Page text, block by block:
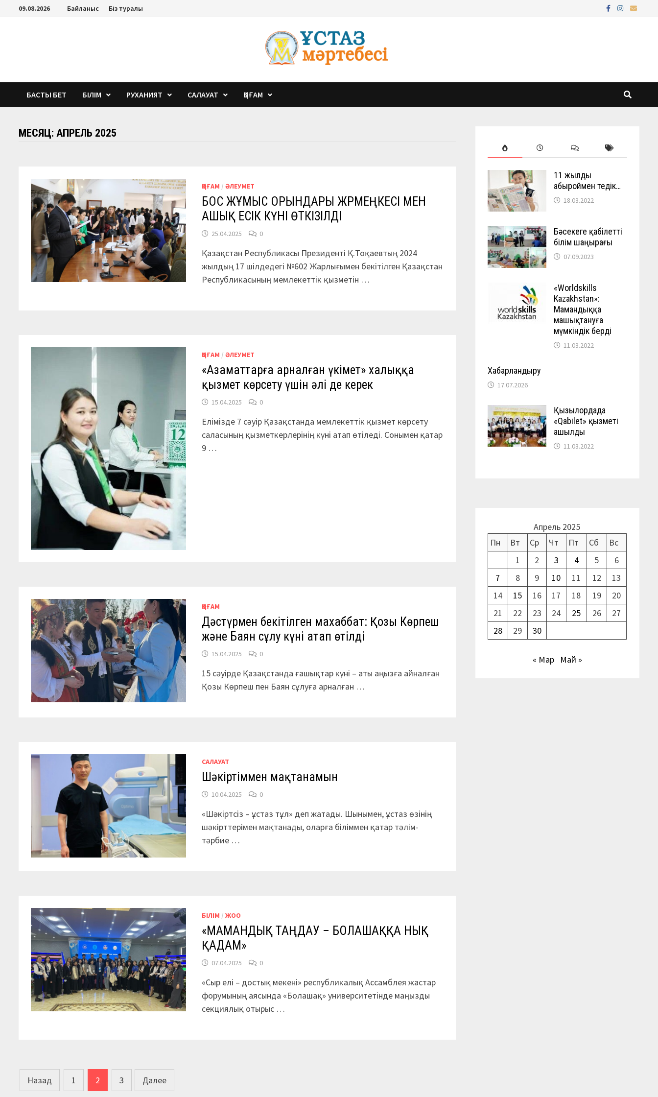
Перейти09.08.2026 Байланыс Біз туралы
БАСТЫ БЕТ БІЛІМ РУХАНИЯТ САЛАУАТ ҚОҒАМ
МЕСЯЦ:АПРЕЛЬ 2025
ҚОҒАМ /ӘЛЕУМЕТ
БОС ЖҰМЫС ОРЫНДАРЫ ЖӘРМЕҢКЕСІ МЕН
АШЫҚ ЕСІК КҮНІ ӨТКІЗІЛДІ
25.04.2025 0
Қазақстан Республикасы Президенті Қ.Тоқаевтың 2024
жылдың 17 шілдедегі №602 Жарлығымен бекітілген Қазақстан
Республикасының мемлекеттік қызметін …
ҚОҒАМ /ӘЛЕУМЕТ
«Азаматтарға арналған үкімет» халыққа
қызмет көрсету үшін әлі де керек
15.04.2025 0
Елімізде 7 сәуір Қазақстанда мемлекеттік қызмет көрсету
саласының қызметкерлерінің күні атап өтіледі. Сонымен қатар
9 …
ҚОҒАМ
Дәстүрмен бекітілген махаббат: Қозы Көрпеш
және Баян сұлу күні атап өтілді
15.04.2025 0
15 сәуірде Қазақстанда ғашықтар күні – аты аңызға айналған
Қозы Көрпеш пен Баян сұлуға арналған …
САЛАУАТ
Шәкіртіммен мақтанамын
10.04.2025 0
«Шәкіртсіз – ұстаз тұл» деп жатады. Шынымен, ұстаз өзінің
шәкірттерімен мақтанады, оларға біліммен қатар тәлім-
тәрбие …
БІЛІМ /ЖОО
«МАМАНДЫҚ ТАҢДАУ – БОЛАШАҚҚА НЫҚ
ҚАДАМ»
07.04.2025 0
«Сыр елі – достық мекені» республикалық Ассамблея жастар
форумының аясында «Болашақ» университетінде маңызды
секциялық отырыс …
Пагинация
Назад 1 2 3 Далее
11 жылды
абыроймен өтедік…
18.03.2022
Бәсекеге қабілетті
білім шаңырағы
07.09.2023
«Worldskills
Kazakhstan»:
Мамандыққа
машықтануға
мүмкіндік берді
11.03.2022
Хабарландыру
17.07.2026
Қызылордада
«Qabilet» қызметі
ашылды
11.03.2022
Апрель 2025
Пн
Вт Ср Чт Пт Сб
Вс
1
2 3 4 5
6
7
8 9 10 11 12
13
14
15 16 17 18 19
20
21
22 23 24 25 26
27
28
29 30
« Мар Май »